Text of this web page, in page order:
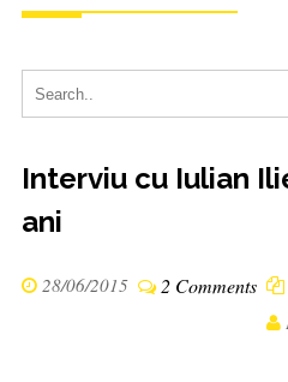
Interviu cu Iulian
ani
28/06/2015 2 Comments